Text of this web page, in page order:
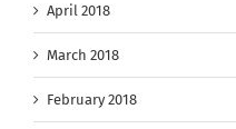
April 2018
March 2018
February 2018